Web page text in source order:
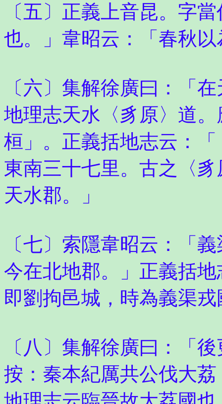
〔五〕正義上音昆。字
也。」韋昭云：「春秋
〔六〕集解徐廣曰：「
地理志天水〈豸原〉道
桓」。正義括地志云：
東南三十七里。古之〈
天水郡。」
〔七〕索隱韋昭云：「
今在北地郡。」正義括
即劉拘邑城，時為義渠
〔八〕集解徐廣曰：「
按：秦本紀厲共公伐大